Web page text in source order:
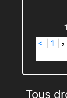
< 1 2
Tous